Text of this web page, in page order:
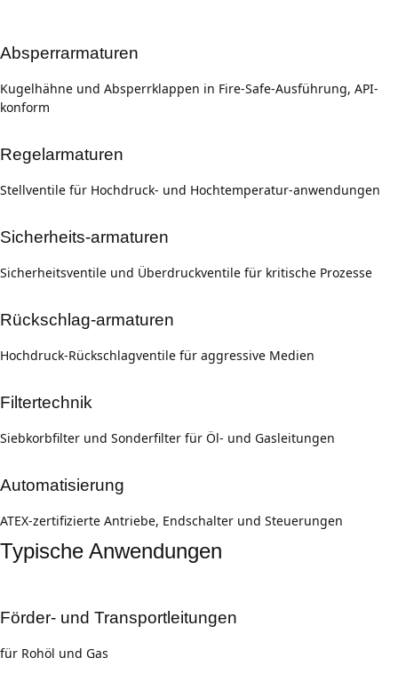
Absperrarmaturen
Kugelhähne und Absperrklappen in Fire-Safe-Ausführung, API-
konform
Regelarmaturen
Stellventile für Hochdruck- und Hochtemperatur-anwendungen
Sicherheits-armaturen
Sicherheitsventile und Überdruckventile für kritische Prozesse
Rückschlag-armaturen
Hochdruck-Rückschlagventile für aggressive Medien
Filtertechnik
Siebkorbfilter und Sonderfilter für Öl- und Gasleitungen
Automatisierung
ATEX-zertifizierte Antriebe, Endschalter und Steuerungen
Typische Anwendungen
Förder- und Transportleitungen
für Rohöl und Gas